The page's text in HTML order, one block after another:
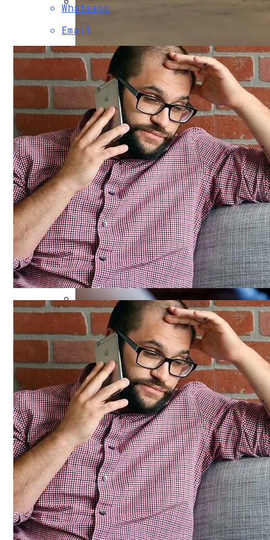
Врачи Рассказали, Кому Нельзя Пить
Назван Главный Принцип Здорового
Женщине, Подкупавшей Избирателей,
Симоненко Пытается Снять Запрет На
В Украину Может Хлынуть Поток
Названы Автомобили, Владельцы
Whatsapp
Email